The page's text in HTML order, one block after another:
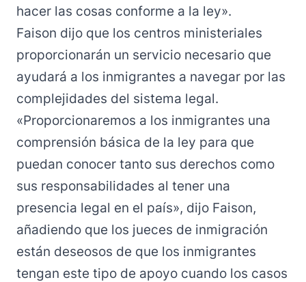
hacer las cosas conforme a la ley».
Faison dijo que los centros ministeriales
proporcionarán un servicio necesario que
ayudará a los inmigrantes a navegar por las
complejidades del sistema legal.
«Proporcionaremos a los inmigrantes una
comprensión básica de la ley para que
puedan conocer tanto sus derechos como
sus responsabilidades al tener una
presencia legal en el país», dijo Faison,
añadiendo que los jueces de inmigración
están deseosos de que los inmigrantes
tengan este tipo de apoyo cuando los casos